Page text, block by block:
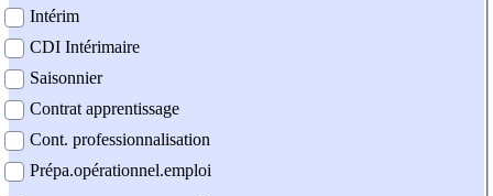
Intérim
CDI Intérimaire
Saisonnier
Contrat apprentissage
Cont. professionnalisation
Prépa.opérationnel.emploi